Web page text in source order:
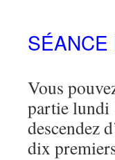
Vous
partie lundi
descendez
dix